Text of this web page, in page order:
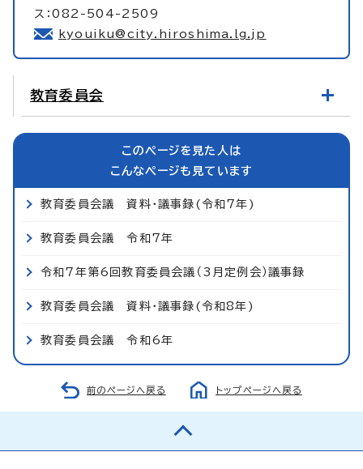
ス：082-504-2509
kyouiku@city.hiroshima.lg.jp
教育委員会
このページを見た人は
こんなページも見ています
教育委員会議 資料・議事録(令和7年)
教育委員会議 令和7年
令和7年第6回教育委員会議（3月定例会）議事録
教育委員会議 資料・議事録(令和8年)
教育委員会議 令和6年
前のページへ戻る トップページへ戻る